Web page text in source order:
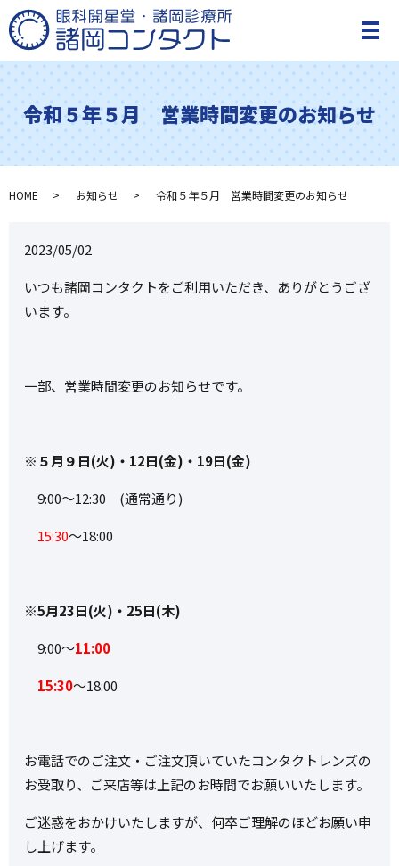
メ
令和５年５月 営業時間変更のお知らせ
HOME お知らせ 令和５年５月 営業時間変更のお知らせ
2023/05/02
いつも諸岡コンタクトをご利用いただき、ありがとうござ
います。
一部、営業時間変更のお知らせです。
※５月９日(火)・12日(金)・19日(金)
9:00～12:30 (通常通り)
15:30～18:00
※5月23日(火)・25日(木)
9:00～11:00
15:30～18:00
お電話でのご注文・ご注文頂いていたコンタクトレンズの
お受取り、ご来店等は上記のお時間でお願いいたします。
ご迷惑をおかけいたしますが、何卒ご理解のほどお願い申
し上げます。